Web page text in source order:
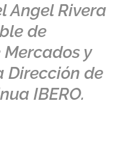
Angel Rivera
de
y
Dirección de
IBERO.